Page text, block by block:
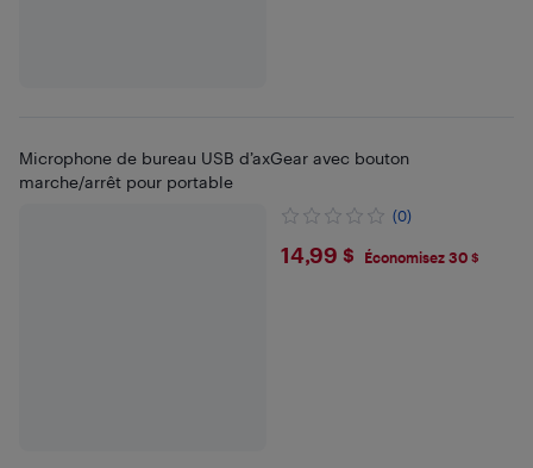
Microphone de bureau USB d’axGear avec bouton
marche/arrêt pour portable
(0)
$14.99
14,99 $ Économisez 30 $